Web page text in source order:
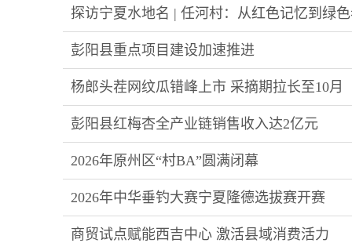
探访宁夏水地名 | 任河村：从红色记忆到绿
彭阳县重点项目建设加速推进
杨郎头茬网纹瓜错峰上市 采摘期拉长至10月
彭阳县红梅杏全产业链销售收入达2亿元
2026年原州区“村BA”圆满闭幕
2026年中华垂钓大赛宁夏隆德选拔赛开赛
商贸试点赋能西吉中心 激活县域消费活力